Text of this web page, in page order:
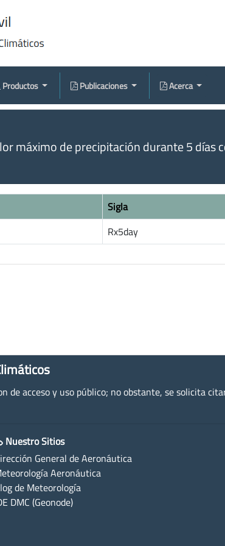
Productos Publicaciones Acerca
máximo de precipitación durante 5 días
Sigla
Rx5day
de acceso y uso público; no obstante, se solicita
Nuestro Sitios
General de Aeronáutica
Aeronáutica
de Meteorología
DMC (Geonode)